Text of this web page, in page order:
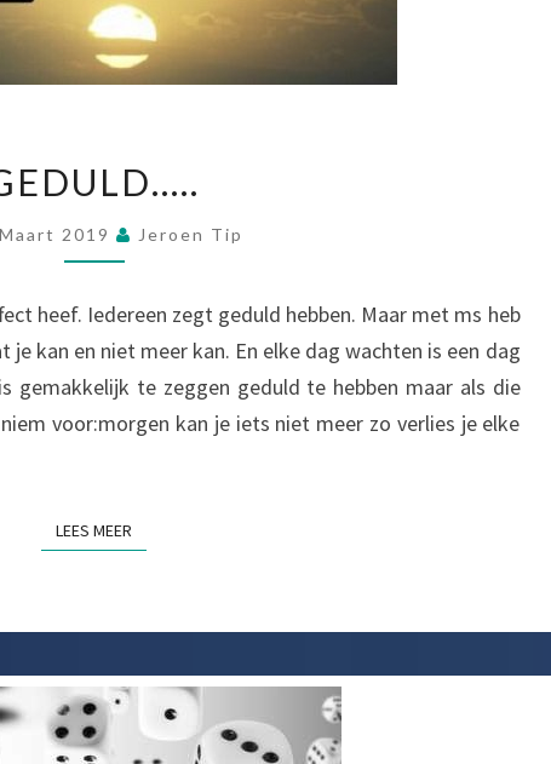
2019 Jeroen Tip
heef. Iedereen zegt geduld hebben. Maar met ms heb
kan en niet meer kan. En elke dag wachten is een dag
gemakkelijk te zeggen geduld te hebben maar als die
voor:morgen kan je iets niet meer zo verlies je elke
LEES MEER